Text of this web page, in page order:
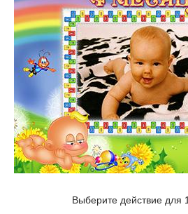
Выберите действие для